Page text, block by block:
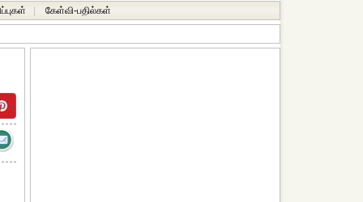
கேள்வி-பதில்கள்